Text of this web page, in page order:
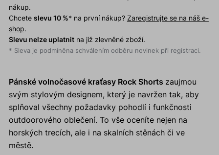
nákup.
Chcete slevu 10 %* na první nákup? Zaregistrujte se na náš e-
shop.
Slevu nelze uplatnitna již zlevněné zboží.
* Sleva je podmíněna schválením odběru novinek při registraci.
Pánské volnočasové kraťasy Rock Shorts zaujmou
svým stylovým designem, který je navržen tak, aby
splňoval všechny požadavky pohodlí i funkčnosti
outdoorového oblečení. To vše oceníte nejen na
horských trecích, ale i na skalních stěnách či ve
městě.